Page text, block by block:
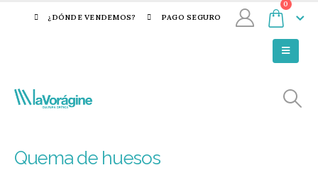
¿DÓNDE VENDEMOS? PAGO SEGURO
0
Quema de huesos